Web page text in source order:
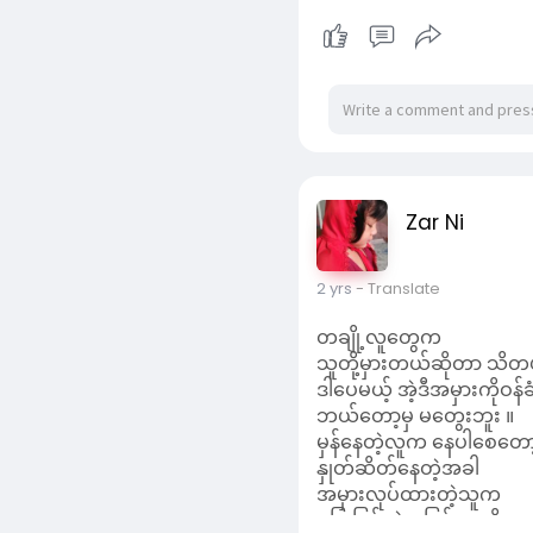
2 yrs - Translate
သူတို့မှားတယ်ဆိုတာ သိတ
နှုတ်ဆိတ်နေတဲ့အခါ
အမှားလုပ်ထားတဲ့သူက
မပြုပြင်တဲ့အပြင် သူတို့အမှ
အမှန်ပါလို့ သတ်ပုံပြင်လိုက်
လွန်တယ်ဆိုတာ သိတယ် ။
ဒါပေမယ့် ဆောရီးတစ်ခွန်း
တောင်းပန်ဖို့တောင် ဝန်လ
ခံရတဲ့သူက ထားလိုက်ပါတေ
နားလည်ပေးတဲ့အခါ
သူတို့စည်းကျော်တာကို
သူတို့မေ့သွားပြီး တဖက်လူ
Read More